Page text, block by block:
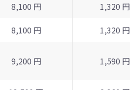
8,100 円 1,320 円
8,100 円 1,320 円
9,200 円 1,590 円